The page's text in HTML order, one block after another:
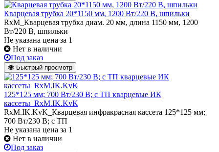
Кварцевая трубка 20*1150 мм, 1200 Вт/220 В, шпильки
RxM_Кварцевая трубка диам. 20 мм, длина 1150 мм, 1200
Вт/220 В, шпильки
Не указана цена за 1
Нет в наличии
Под заказ
Быстрый просмотр
125*125 мм; 700 Вт/230 В; с ТП кварцевые ИК
кассеты_RxM.IK.KvK
RxM.IK.KvK_Кварцевая инфракрасная кассета 125*125 мм;
700 Вт/230 В; с ТП
Не указана цена за 1
Нет в наличии
Под заказ